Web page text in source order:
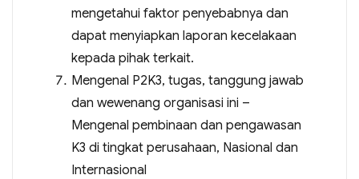
mengetahui faktor penyebabnya dan
dapat menyiapkan laporan kecelakaan
kepada pihak terkait.
Mengenal P2K3, tugas, tanggung jawab
dan wewenang organisasi ini –
Mengenal pembinaan dan pengawasan
K3 di tingkat perusahaan, Nasional dan
Internasional